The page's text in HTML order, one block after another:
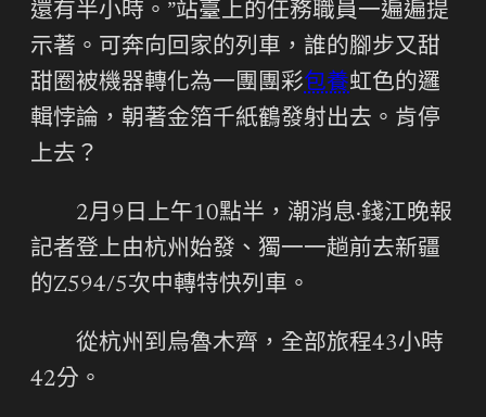
還有半小時。”站臺上的任務職員一遍遍提
示著。可奔向回家的列車，誰的腳步又甜
甜圈被機器轉化為一團團彩包養虹色的邏
輯悖論，朝著金箔千紙鶴發射出去。肯停
上去？
2月9日上午10點半，潮消息·錢江晚報
記者登上由杭州始發、獨一一趟前去新疆
的Z594/5次中轉特快列車。
從杭州到烏魯木齊，全部旅程43小時
42分。